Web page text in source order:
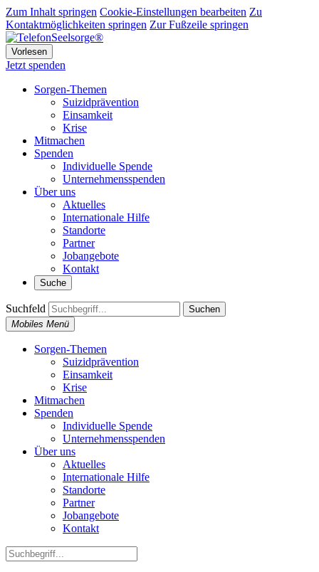
Zum Inhalt springen Cookie-Einstellungen bearbeiten Zu
Kontaktmöglichkeiten springen Zur Fußzeile springen
Vorlesen
Jetzt spenden
Sorgen-Themen
Suizidprävention
Einsamkeit
Krise
Mitmachen
Spenden
Individuelle Spende
Unternehmensspenden
Über uns
Aktuelles
Internationale Hilfe
Standorte
Partner
Jobangebote
Kontakt
Suche
Suchfeld
Suchen
Mobiles Menü
Sorgen-Themen
Suizidprävention
Einsamkeit
Krise
Mitmachen
Spenden
Individuelle Spende
Unternehmensspenden
Über uns
Aktuelles
Internationale Hilfe
Standorte
Partner
Jobangebote
Kontakt